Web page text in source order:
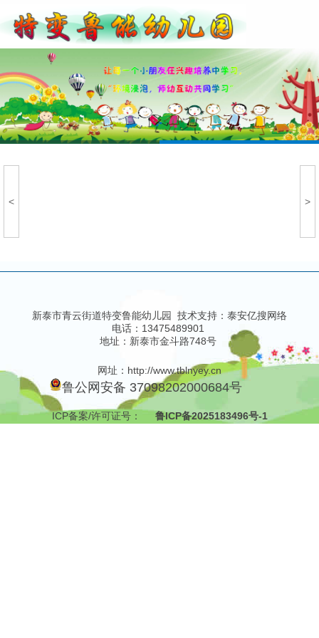
< >
新泰市青云街道特变鲁能幼儿园 技术支持： 泰安亿搜网络
电话：13475489901
地址：新泰市金斗路748号
网址：http://www.tblnyey.cn
鲁公网安备 37098202000684号
ICP备案/许可证号： 鲁ICP备2025183496号-1